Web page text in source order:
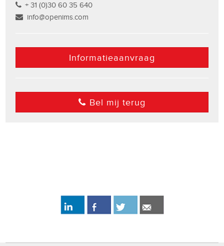
+ 31 (0)30 60 35 640
info@openims.com
Informatieaanvraag
Bel mij terug